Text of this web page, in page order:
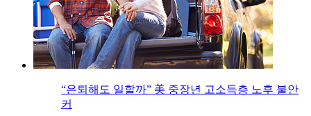
“은퇴해도 일할까” 美 중장년 고소득층 노후 불안
커